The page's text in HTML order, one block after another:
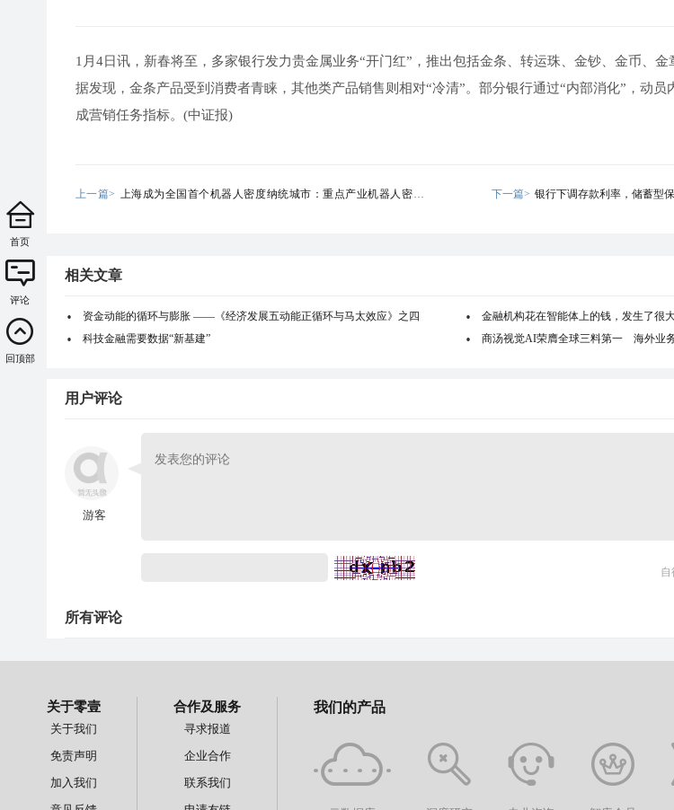
1月4日讯，新春将至，多家银行发力贵金属业务“开门红”，推出包括金条、转运珠、金钞、金币、金
据发现，金条产品受到消费者青睐，其他类产品销售则相对“冷清”。部分银行通过“内部消化”，动员
成营销任务指标。(中证报)
上一篇>
上海成为全国首个机器人密度纳统城市：重点产业机器人密度达
下一篇> 银行下调存款利率，储蓄型
相关文章
资金动能的循环与膨胀 ——《经济发展五动能正循环与马太效应》之四
金融机构花在智能体上的钱，发生了很
科技金融需要数据“新基建”
商汤视觉AI荣膺全球三料第一 海外业
用户评论
游客
自
所有评论
首页
评论
回顶部
关于零壹
关于我们
免责声明
加入我们
合作及服务
寻求报道
企业合作
联系我们
我们的产品